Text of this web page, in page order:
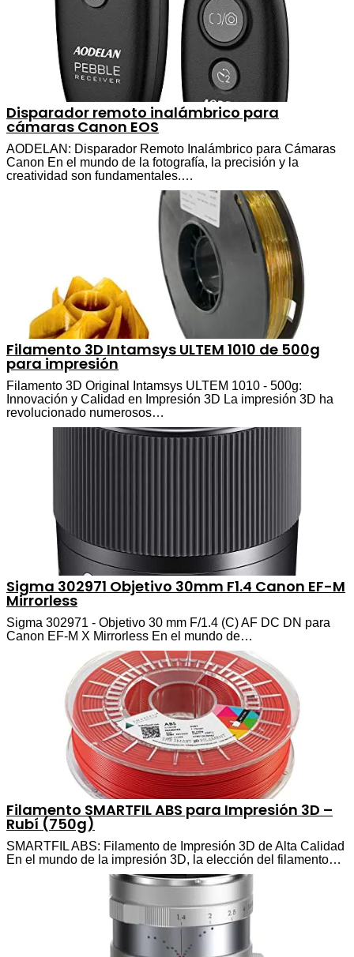
Disparador remoto inalámbrico para
cámaras Canon EOS
AODELAN: Disparador Remoto Inalámbrico para Cámaras
Canon En el mundo de la fotografía, la precisión y la
creatividad son fundamentales.…
Filamento 3D Intamsys ULTEM 1010 de 500g
para impresión
Filamento 3D Original Intamsys ULTEM 1010 - 500g:
Innovación y Calidad en Impresión 3D La impresión 3D ha
revolucionado numerosos…
Sigma 302971 Objetivo 30mm F1.4 Canon EF-M
Mirrorless
Sigma 302971 - Objetivo 30 mm F/1.4 (C) AF DC DN para
Canon EF-M X Mirrorless En el mundo de…
Filamento SMARTFIL ABS para Impresión 3D –
Rubí (750g)
SMARTFIL ABS: Filamento de Impresión 3D de Alta Calidad
En el mundo de la impresión 3D, la elección del filamento…